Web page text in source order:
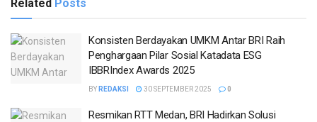
Related Posts
Konsisten Berdayakan UMKM Antar BRI Raih
Penghargaan Pilar Sosial Katadata ESG
IBBRIndex Awards 2025
BY REDAKSI 30 SEPTEMBER 2025 0
Resmikan RTT Medan, BRI Hadirkan Solusi